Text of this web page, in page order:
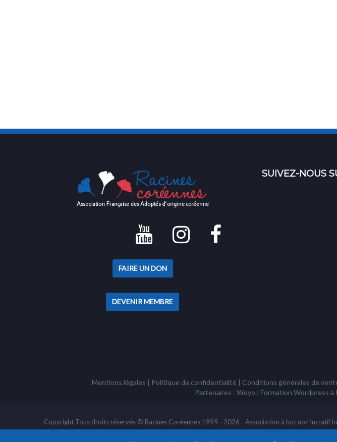
FAIRE UN DON
DEVENIR MEMBRE
SUIVEZ-NOUS
Mentions légales Politique de confidentialité Conditions générales de
Partenaires : Woyo : Formation Wordpress à
Copyright Tous droits réservés © Racines Coréennes 1995 - 2026 - Association à but non lucratif